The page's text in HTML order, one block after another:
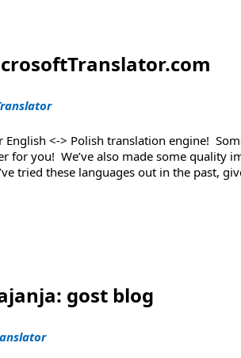
<-> Polish translation engine!
for you! We’ve also made some quality
tried these languages out in the past,
gost blog